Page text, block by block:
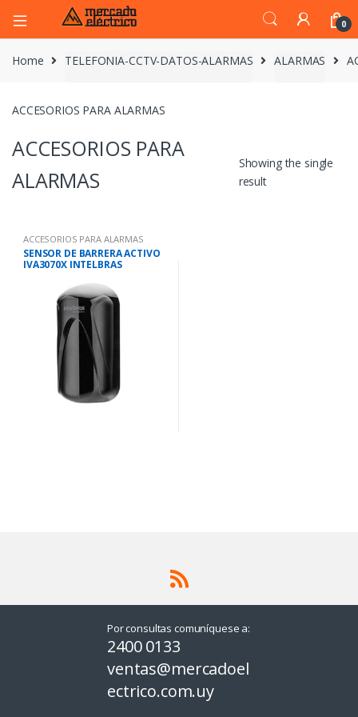
0
Home TELEFONIA-CCTV-DATOS-ALARMAS ALARMAS
ACCESORIOS PARA ALARMAS
ACCESORIOS PARA
ALARMAS
Showing the single
result
ACCESORIOS PARA ALARMAS
SENSOR DE BARRERA ACTIVO
IVA3070X INTELBRAS
Por consultas comuníquese a:
2400 0133
ventas@mercadoel
ectrico.com.uy